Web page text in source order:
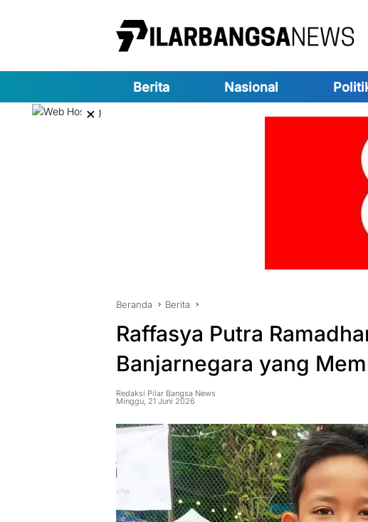
Berita Nasional
×
Beranda Berita
Raffasya Putra
Banjarnegara yang
Redaksi Pilar Bangsa News
Minggu, 21 Juni 2026